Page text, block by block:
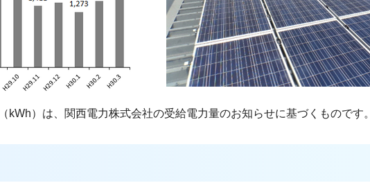
kWh）は、関西電力株式会社の受給電力量のお知らせに基づくものです。